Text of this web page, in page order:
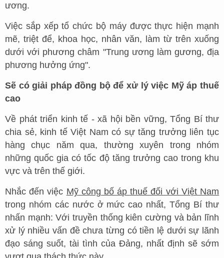
ương.
Việc sắp xếp tổ chức bộ máy được thực hiện mạnh
mẽ, triệt để, khoa học, nhân văn, làm từ trên xuống
dưới với phương châm "Trung ương làm gương, địa
phương hưởng ứng".
Sẽ có giải pháp đồng bộ để xử lý việc Mỹ áp thuế
cao
Về phát triển kinh tế - xã hội bền vững, Tổng Bí thư
chia sẻ, kinh tế Việt Nam có sự tăng trưởng liên tục
hàng chục năm qua, thường xuyên trong nhóm
những quốc gia có tốc độ tăng trưởng cao trong khu
vực và trên thế giới.
Nhắc đến việc Mỹ công bố áp thuế đối với Việt Nam
trong nhóm các nước ở mức cao nhất, Tổng Bí thư
nhấn mạnh: Với truyền thống kiên cường và bản lĩnh
xử lý nhiều vấn đề chưa từng có tiền lệ dưới sự lãnh
đạo sáng suốt, tài tình của Đảng, nhất định sẽ sớm